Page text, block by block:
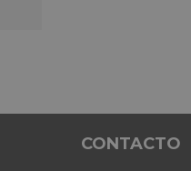
CONTACTO